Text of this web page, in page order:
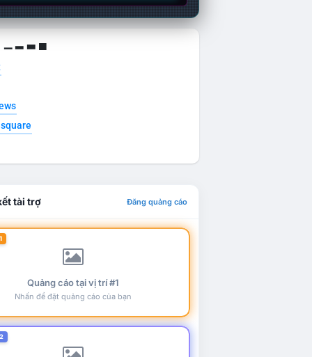
▁ ▂ ▃ ▄
tài trợ Đăng quảng cáo
Quảng cáo tại vị trí #1
Nhấn để đặt quảng cáo của bạn